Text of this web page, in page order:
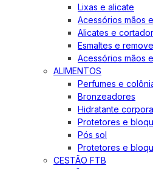
Lixas e alicate
Acessórios mãos
Alicates e
Esmaltes e
Acessórios mãos
ALIMENTOS
Perfumes e
Bronzeadores
Hidratante
Protetores e
Pós sol
Protetores e
CESTÃO FTB